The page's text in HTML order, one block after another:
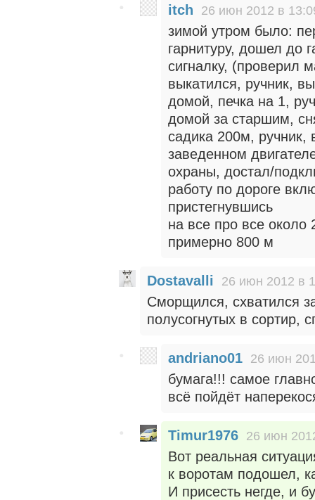
itch 26 июн 2012 в
зимой утром было:
гарнитуру, дошел до
сигналку, (проверил
выкатился, ручник,
домой, печка на 1,
домой за старшим,
садика 200м, ручник,
заведенном
охраны, достал/
работу по дороге
пристегнувшись
на все про все около
примерно 800 м
Dostavalli 26 июн 2012 в
Сморщился, схватился
полусогнутых в сортир,
andriano01 26 июн
бумага!!! самое
всё пойдёт
Timur1976 26 июн
Вот реальная
к воротам подошел,
И присесть негде, и